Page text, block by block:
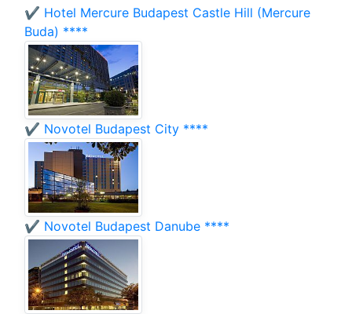
✔️ Hotel Mercure Budapest Castle Hill (Mercure
Buda) ****
✔️ Novotel Budapest City ****
✔️ Novotel Budapest Danube ****